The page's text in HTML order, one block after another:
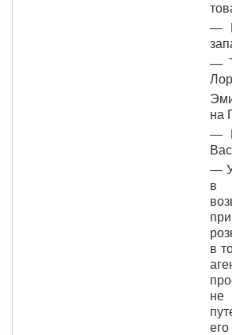
—
—
на
—
— У
в
в
не